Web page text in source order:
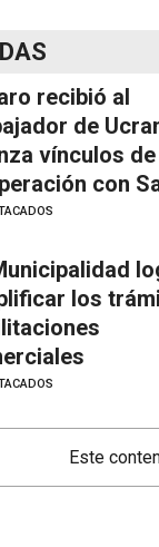
recibió al
de
vínculos de
con
los
Este